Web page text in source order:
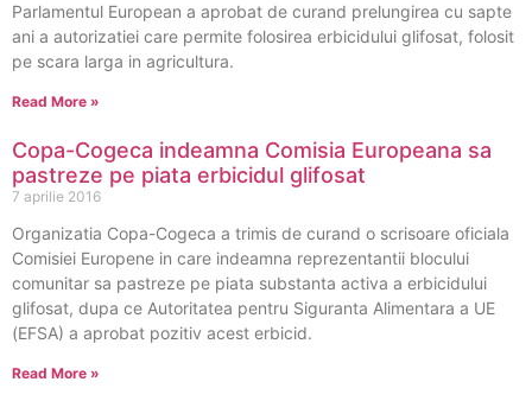
Parlamentul European a aprobat de curand prelungirea cu sapte
ani a autorizatiei care permite folosirea erbicidului glifosat, folosit
pe scara larga in agricultura.
Read More »
Copa-Cogeca indeamna Comisia Europeana sa
pastreze pe piata erbicidul glifosat
7 aprilie 2016
Organizatia Copa-Cogeca a trimis de curand o scrisoare oficiala
Comisiei Europene in care indeamna reprezentantii blocului
comunitar sa pastreze pe piata substanta activa a erbicidului
glifosat, dupa ce Autoritatea pentru Siguranta Alimentara a UE
(EFSA) a aprobat pozitiv acest erbicid.
Read More »